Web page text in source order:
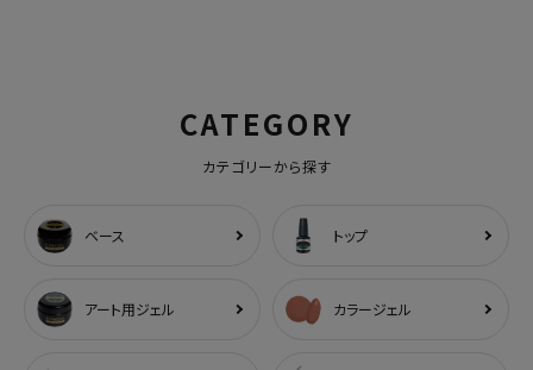
CATEGORY
カテゴリーから探す
ベース トップ
アート用ジェル カラージェル